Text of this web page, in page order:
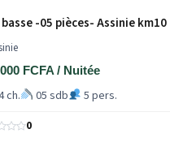
-05 pièces- Assinie km10
FCFA / Nuitée
ch. 05 sdb 5 pers.
0